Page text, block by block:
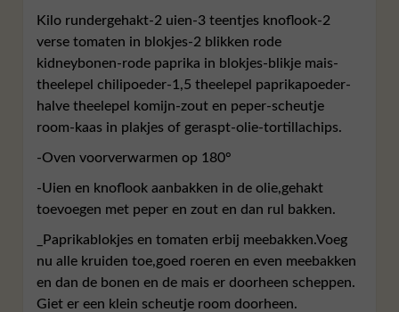
Kilo rundergehakt-2 uien-3 teentjes knoflook-2
verse tomaten in blokjes-2 blikken rode
kidneybonen-rode paprika in blokjes-blikje mais-
theelepel chilipoeder-1,5 theelepel paprikapoeder-
halve theelepel komijn-zout en peper-scheutje
room-kaas in plakjes of geraspt-olie-tortillachips.
-Oven voorverwarmen op 180°
-Uien en knoflook aanbakken in de olie,gehakt
toevoegen met peper en zout en dan rul bakken.
_Paprikablokjes en tomaten erbij meebakken.Voeg
nu alle kruiden toe,goed roeren en even meebakken
en dan de bonen en de mais er doorheen scheppen.
Giet er een klein scheutje room doorheen.